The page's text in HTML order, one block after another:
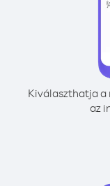
Kiválaszthatja
az